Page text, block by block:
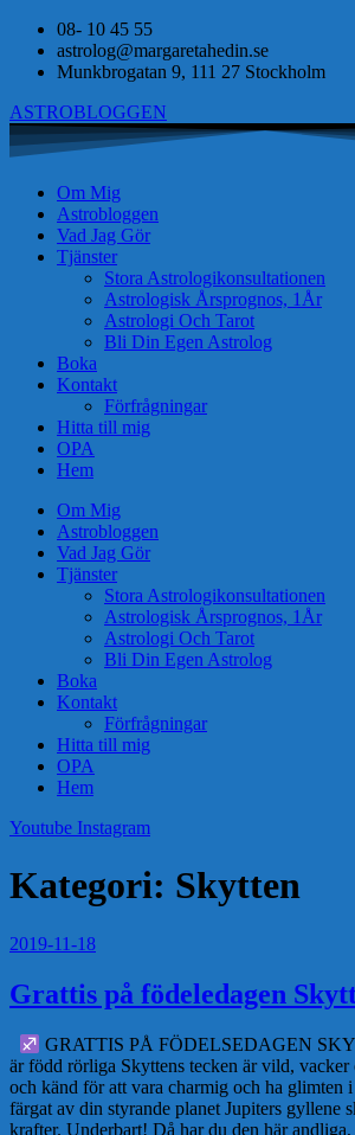
08- 10 45 55
astrolog@margaretahedin.se
Munkbrogatan 9, 111 27 Stockholm
ASTROBLOGGEN
Om Mig
Astrobloggen
Vad Jag Gör
Tjänster
Stora Astrologikonsultationen
Astrologisk Årsprognos, 1År
Astrologi Och Tarot
Bli Din Egen Astrolog
Boka
Kontakt
Förfrågningar
Hitta till mig
OPA
Hem
Om Mig
Astrobloggen
Vad Jag Gör
Tjänster
Stora Astrologikonsultationen
Astrologisk Årsprognos, 1År
Astrologi Och Tarot
Bli Din Egen Astrolog
Boka
Kontakt
Förfrågningar
Hitta till mig
OPA
Hem
Youtube Instagram
Kategori: Skytten
2019-11-18
Grattis på födeledagen
GRATTIS PÅ FÖDELSEDAGEN
är född rörliga Skyttens tecken är vild,
och känd för att vara charmig och ha glimten
färgat av din styrande planet Jupiters gyllene
krafter. Underbart! Då har du den här andliga,